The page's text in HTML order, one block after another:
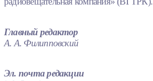
Главный редактор
А. А. Филипповский
Эл. почта редакции